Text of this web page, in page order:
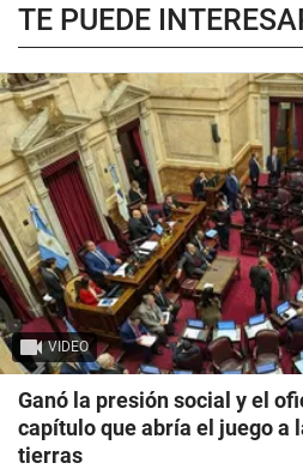
TE PUEDE
VIDEO
Ganó la presión social y el
capítulo que abría el juego a
tierras